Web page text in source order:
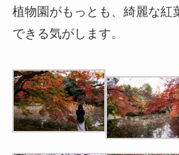
植物園がもっとも、綺麗な紅
できる気がします。